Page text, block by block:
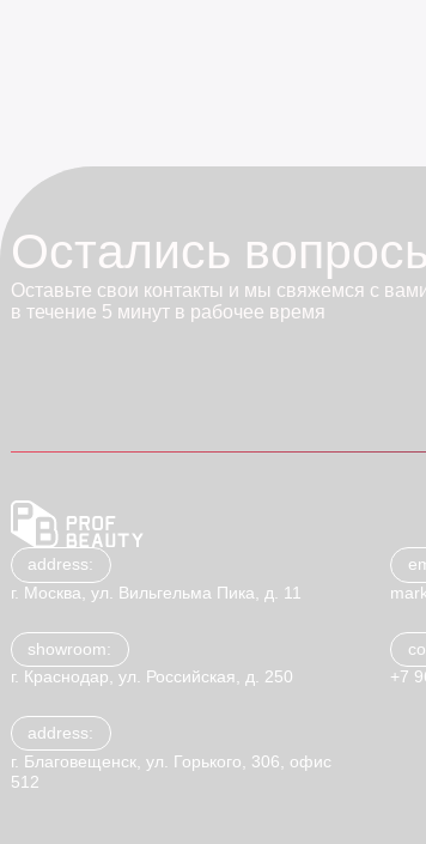
Остались
Оставьте свои контакты и мы свяжемся с
в течение 5 минут в рабочее время
address:
г. Москва, ул. Вильгельма Пика, д. 11
showroom:
г. Краснодар, ул. Российская, д. 250
+7
address:
г. Благовещенск, ул. Горького, 306, офис
512